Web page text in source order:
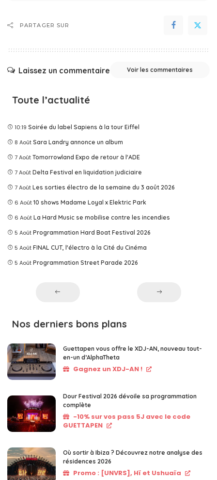
PARTAGER SUR
Laissez un commentaire Voir les commentaires
Toute l’actualité
10:19 Soirée du label Sapiens à la tour Eiffel
8 Août Sara Landry annonce un album
7 Août Tomorrowland Expo de retour à l'ADE
7 Août Delta Festival en liquidation judiciaire
7 Août Les sorties électro de la semaine du 3 août 2026
6 Août 10 shows Madame Loyal x Elektric Park
6 Août La Hard Music se mobilise contre les incendies
5 Août Programmation Hard Boat Festival 2026
5 Août FINAL CUT, l'électro à la Cité du Cinéma
5 Août Programmation Street Parade 2026
Nos derniers bons plans
Guettapen vous offre le XDJ-AN, nouveau tout-
en-un d’AlphaTheta
Gagnez un XDJ-AN !
Dour Festival 2026 dévoile sa programmation
complète
-10% sur vos pass 5J avec le code
GUETTAPEN
Où sortir à Ibiza ? Découvrez notre analyse des
résidences 2026
Promo : [UNVRS], Hï et Ushuaïa